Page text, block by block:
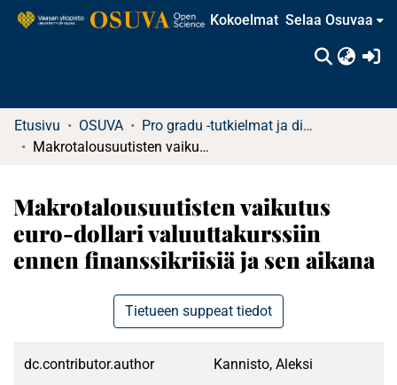
Kokoelmat Selaa Osuvaa
Etusivu OSUVA
Pro gradu -tutkielmat ja diplomityöt (rajattu saatavuus)
Makrotalousuutisten vaikutus euro-dollari valuuttakurssiin ennen finanssikriisiä ja sen aikana
Makrotalousuutisten vaikutus
euro-dollari valuuttakurssiin
ennen finanssikriisiä ja sen aikana
Tietueen suppeat tiedot
dc.contributor.author Kannisto, Aleksi